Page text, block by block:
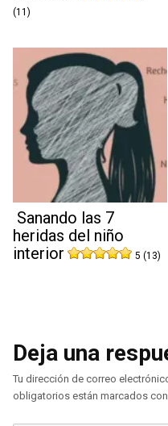
(11)
Sanando las 7
heridas del niño
interior
5 (13)
Deja una
Tu dirección de correo
obligatorios están marcados con